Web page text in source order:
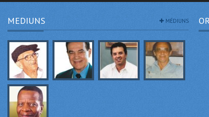
MEDIUNS MÉDIUNS